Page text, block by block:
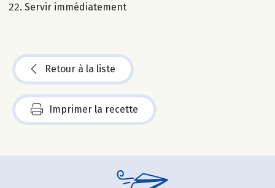
Servir immédiatement
Retour à la liste
Imprimer la recette